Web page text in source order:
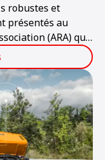
robustes et
présentés au
(ARA) qui
Center du jeudi